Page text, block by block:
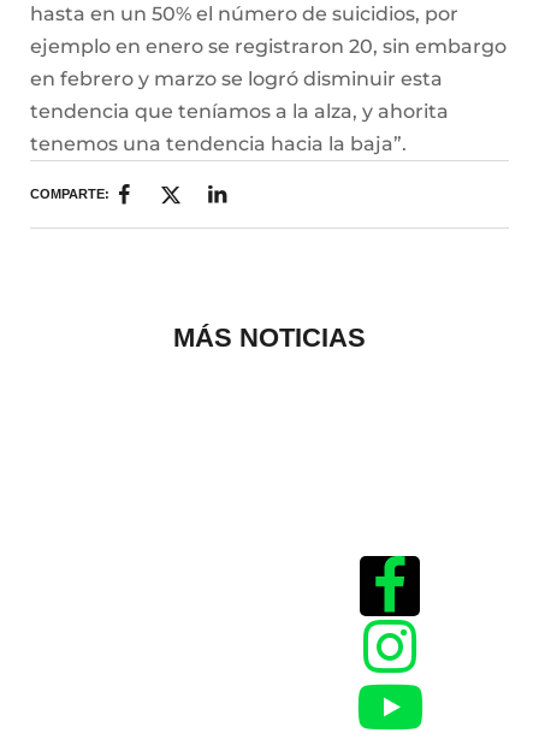
hasta en un 50% el número de suicidios, por
ejemplo en enero se registraron 20, sin embargo
en febrero y marzo se logró disminuir esta
tendencia que teníamos a la alza, y ahorita
tenemos una tendencia hacia la baja”.
COMPARTE:
MÁS NOTICIAS